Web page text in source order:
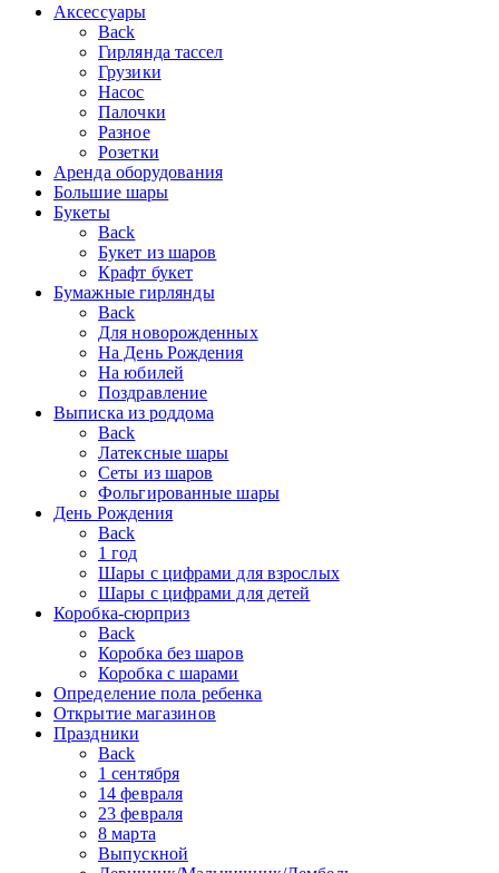
Аксессуары
Back
Гирлянда тассел
Грузики
Насос
Палочки
Разное
Розетки
Аренда оборудования
Большие шары
Букеты
Back
Букет из шаров
Крафт букет
Бумажные гирлянды
Back
Для новорожденных
На День Рождения
На юбилей
Поздравление
Выписка из роддома
Back
Латексные шары
Сеты из шаров
Фольгированные шары
День Рождения
Back
1 год
Шары с цифрами для взрослых
Шары с цифрами для детей
Коробка-сюрприз
Back
Коробка без шаров
Коробка с шарами
Определение пола ребенка
Открытие магазинов
Праздники
Back
1 сентября
14 февраля
23 февраля
8 марта
Выпускной